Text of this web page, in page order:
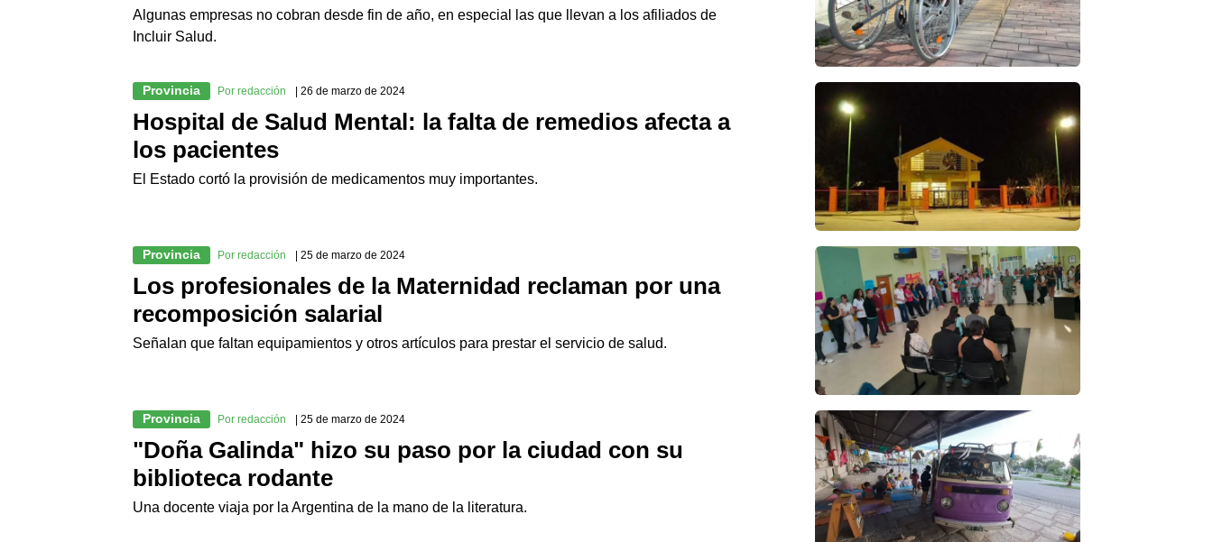
Algunas empresas no cobran desde fin de año, en especial las que llevan a los afiliados de
Incluir Salud.
Provincia Por redacción | 26 de marzo de 2024
Hospital de Salud Mental: la falta de remedios afecta a
los pacientes
El Estado cortó la provisión de medicamentos muy importantes.
Provincia Por redacción | 25 de marzo de 2024
Los profesionales de la Maternidad reclaman por una
recomposición salarial
Señalan que faltan equipamientos y otros artículos para prestar el servicio de salud.
Provincia Por redacción | 25 de marzo de 2024
"Doña Galinda" hizo su paso por la ciudad con su
biblioteca rodante
Una docente viaja por la Argentina de la mano de la literatura.